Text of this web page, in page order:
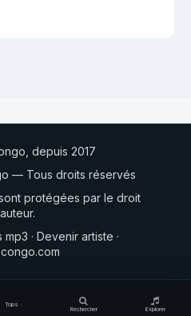
Tops
Rechercher Explorer
depuis 2017
— Tous droits réservés
protégées par le droit
mp3 · Devenir artiste ·